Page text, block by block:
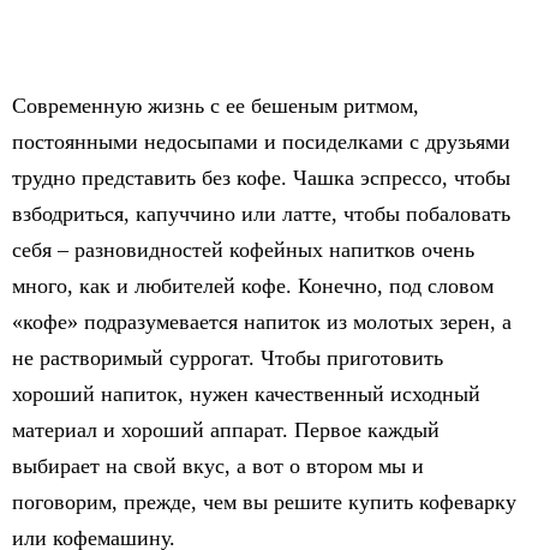
Современную жизнь с ее бешеным ритмом,
постоянными недосыпами и посиделками с друзьями
трудно представить без кофе. Чашка эспрессо, чтобы
взбодриться, капуччино или латте, чтобы побаловать
себя – разновидностей кофейных напитков очень
много, как и любителей кофе. Конечно, под словом
«кофе» подразумевается напиток из молотых зерен, а
не растворимый суррогат. Чтобы приготовить
хороший напиток, нужен качественный исходный
материал и хороший аппарат. Первое каждый
выбирает на свой вкус, а вот о втором мы и
поговорим, прежде, чем вы решите купить кофеварку
или кофемашину.